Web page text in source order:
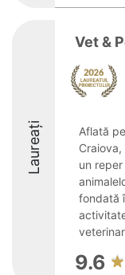
Laureați
Vet &
Aflată
un
fondată
9.6